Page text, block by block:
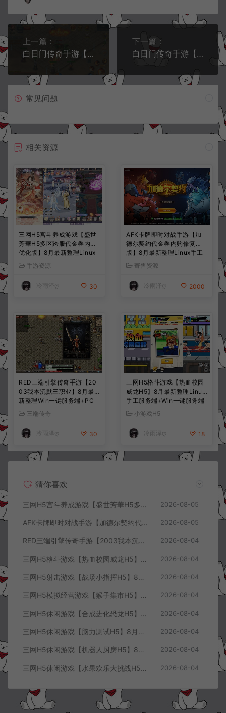
上一篇：
白日门传奇手游【天龙传奇三职业】11月最新整理Win一键服务端+GM后台+安卓+详细搭建教程+视频教程
下一篇：
白日门传奇手游【战法双职业凛冬传奇】11月最新整理Win一键服务端+明文资源+GM后台+安卓+详细搭建教程+视频教程
常见问题
相关资源
三网H5宫斗养成游戏【盛世
芳華H5多区跨服代金券内购
优化版】8月最新整理Linux
手工服务端+CDK授权后台
+全资源安卓+详细搭建教程
+视频教程
手游资源
冷雨泽ღ 30
AFK卡牌即时对战手游【加
德尔契约代金券内购修复
版】8月最新整理Linux手工
服务端+前后端全套源码+CD
K授权后台+安卓苹果双端
+详细搭建教程+视频教程
寄售资源
冷雨泽ღ 2000
RED三端引擎传奇手游【20
03我本沉默三职业】8月最
新整理Win一键服务端+PC
安卓+详细搭建教程
三端传奇
冷雨泽ღ 30
三网H5格斗游戏【热血校园
威龙H5】8月最新整理Linux
手工服务端+Win一键服务端
+解压即玩+简易安卓客户端
+详细搭建教程
小游戏H5
冷雨泽ღ 18
猜你喜欢
三网H5宫斗养成游戏【盛世芳華H5多区跨服代金券内购优化版】8月最新整理Linux手工服务端+CDK授权后台+全资源安卓+详细搭建教程+视频教程 2026-08-05
AFK卡牌即时对战手游【加德尔契约代金券内购修复版】8月最新整理Linux手工服务端+前后端全套源码+CDK授权后台+安卓苹果双端+详细搭建教程+视频教程 2026-08-05
RED三端引擎传奇手游【2003我本沉默三职业】8月最新整理Win一键服务端+PC安卓+详细搭建教程 2026-08-04
三网H5格斗游戏【热血校园威龙H5】8月最新整理Linux手工服务端+Win一键服务端+解压即玩+简易安卓客户端+详细搭建教程 2026-08-04
三网H5射击游戏【战场小指挥H5】8月最新整理Linux手工服务端+Win一键服务端+解压即玩+简易安卓客户端+详细搭建教程 2026-08-04
三网H5模拟经营游戏【猴子集市H5】8月最新整理Linux手工服务端+Win一键服务端+解压即玩+简易安卓客户端+详细搭建教程 2026-08-04
三网H5休闲游戏【合成进化恐龙H5】8月最新整理Linux手工服务端+Win一键服务端+解压即玩+简易安卓客户端+详细搭建教程 2026-08-04
三网H5休闲游戏【脑力测试H5】8月最新整理Linux手工服务端+Win一键服务端+解压即玩+简易安卓客户端+详细搭建教程 2026-08-04
三网H5休闲游戏【机器人厨房H5】8月最新整理Linux手工服务端+Win一键服务端+解压即玩+简易安卓客户端+详细搭建教程 2026-08-04
三网H5休闲游戏【水果欢乐大挑战H5】8月最新整理Linux手工服务端+Win一键服务端+解压即玩+简易安卓客户端+详细搭建教程 2026-08-04